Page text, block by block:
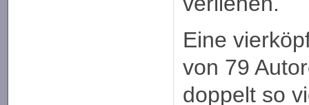
Eine
von 79
doppelt so